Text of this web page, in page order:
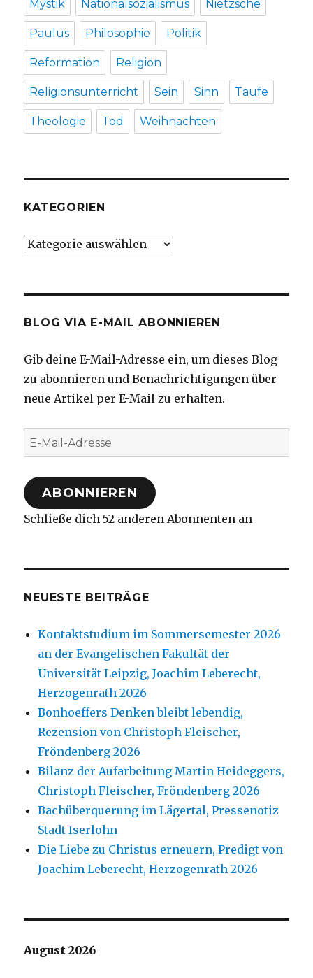
Mystik Nationalsozialismus Nietzsche
Paulus Philosophie Politik
Reformation Religion
Religionsunterricht Sein Sinn Taufe
Theologie Tod Weihnachten
KATEGORIEN
Kategorien
BLOG VIA E-MAIL ABONNIEREN
Gib deine E-Mail-Adresse ein, um dieses Blog
zu abonnieren und Benachrichtigungen über
neue Artikel per E-Mail zu erhalten.
E-
Mail-
Adresse
ABONNIEREN
Schließe dich 52 anderen Abonnenten an
NEUESTE BEITRÄGE
Kontaktstudium im Sommersemester 2026
an der Evangelischen Fakultät der
Universität Leipzig, Joachim Leberecht,
Herzogenrath 2026
Bonhoeffers Denken bleibt lebendig,
Rezension von Christoph Fleischer,
Fröndenberg 2026
Bilanz der Aufarbeitung Martin Heideggers,
Christoph Fleischer, Fröndenberg 2026
Bachüberquerung im Lägertal, Pressenotiz
Stadt Iserlohn
Die Liebe zu Christus erneuern, Predigt von
Joachim Leberecht, Herzogenrath 2026
August 2026